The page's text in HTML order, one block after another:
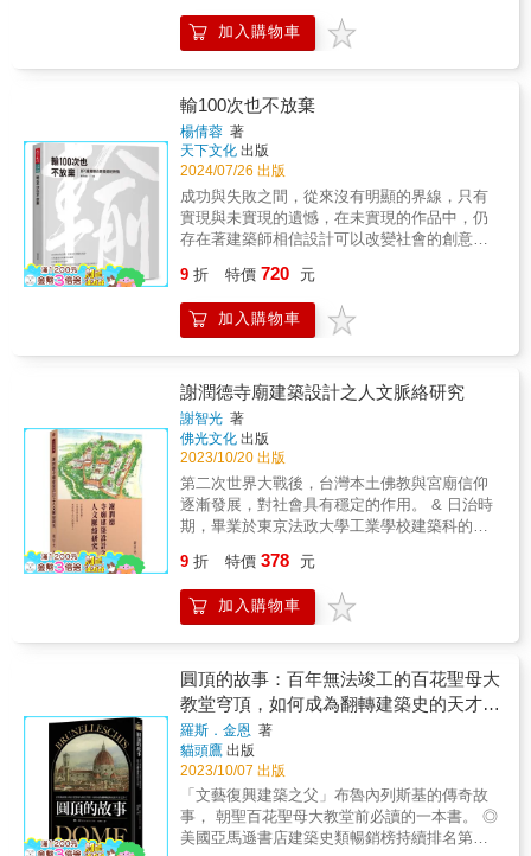
建造經過與落成，在建築史學者經實地考察後
的娓娓道來中，不僅深入認識知名的國父紀念
館，還有已遭拆除或改建的建築，乃至故宮競
畫案。
身踏察過的世界建築鉅作，所欲表達的理念與
作法，最後陳述自己的實際作品，以及藉此作
品所欲表達對建築的內心想望作為結束。
土地利用、宗教信仰在建築中呈現的方式、建
築史上劃時代的創新做法，以及摩登年代的現
代建築。
園、紀念碑、火葬場及齋堂，共收錄28處建
築，超過300張照片，從建築設計者的角色，觀
必經的過程。
加入購物車
輸100次也不放棄
楊倩蓉 著
天下文化 出版
2024/07/26 出版
成功與失敗之間，從來沒有明顯的界線，只有
實現與未實現的遺憾，在未實現的作品中，仍
存在著建築師相信設計可以改變社會的創意與
才夠？建築壽命長達數百年，影響的不僅是委
託人、使用者，更廣泛牽涉環境生態、城市美
學、生活方式，因此每一個設計決策，對社會
破、持續創新，在兼顧事務所的生存與理念
下，堅持設計可以改變社會的使命 。在書中所
公開的未竟之作中，可以感受到 JJP 對設計的
不懈探索與熊熊燃燒的熱情，亦能從不同視角
看見 JJP 如何堅持一貫的誠信原則，積極面對
建築師的責任。
9 折 特價 720 元
加入購物車
謝潤德寺廟建築設計之人文脈絡研究
謝智光 著
佛光文化 出版
2023/10/20 出版
第二次世界大戰後，台灣本土佛教與宮廟信仰
逐漸發展，對社會具有穩定的作用。 & 日治時
期，畢業於東京法政大學工業學校建築科的台
開始參與佛教活動，其中最重要的是設計寺廟
建築。本論文以謝潤德為觀察點，梳理其生平
信仰及寺廟建築設計，結合書面文獻與田野調
9 折 特價 378 元
加入購物車
圓頂的故事：百年無法竣工的百花聖母大
教堂穹頂，如何成為翻轉建築史的天才之
作？
羅斯．金恩 著
貓頭鷹 出版
2023/10/07 出版
「文藝復興建築之父」布魯內列斯基的傳奇故
事， 朝聖百花聖母大教堂前必讀的一本書。 ◎
美國亞馬遜書店建築史類暢銷榜持續排名第一